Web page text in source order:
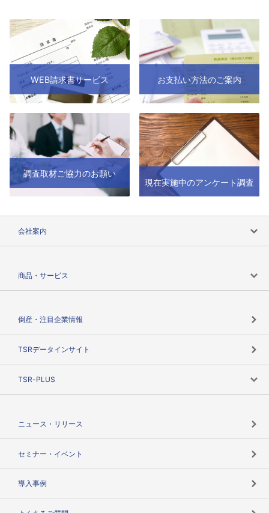
WEB請求書サービス お支払い方法のご案内
調査取材ご協力のお願い
現在実施中のアンケート調査
会社案内
商品・サービス
倒産・注目企業情報
TSRデータインサイト
TSR-PLUS
ニュース・リリース
セミナー・イベント
導入事例